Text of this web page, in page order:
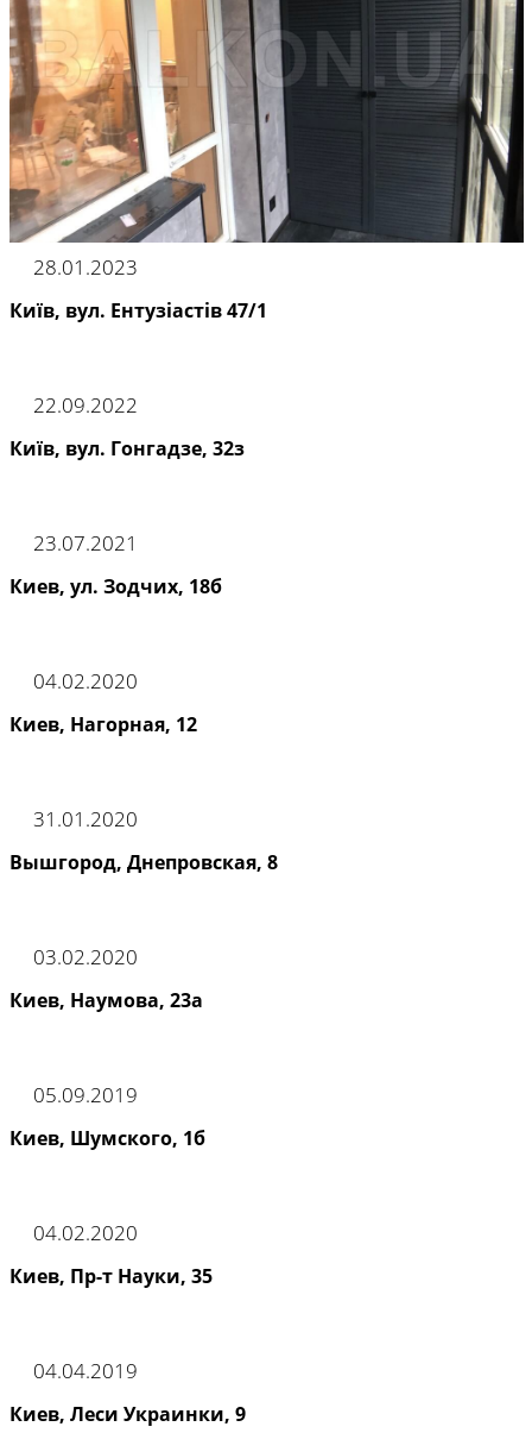
28.01.2023
Київ, вул. Ентузіастів 47/1
22.09.2022
Київ, вул. Гонгадзе, 32з
23.07.2021
Киев, ул. Зодчих, 18б
04.02.2020
Киев, Нагорная, 12
31.01.2020
Вышгород, Днепровская, 8
03.02.2020
Киев, Наумова, 23а
05.09.2019
Киев, Шумского, 1б
04.02.2020
Киев, Пр-т Науки, 35
04.04.2019
Киев, Леси Украинки, 9